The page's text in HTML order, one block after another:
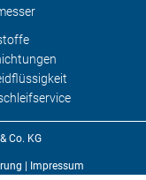
Co. KG
| Impressum